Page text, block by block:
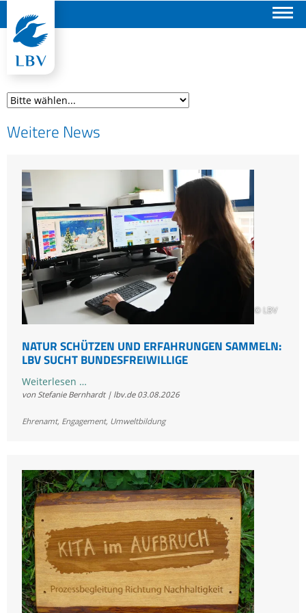
Weitere News
© LBV
NATUR SCHÜTZEN UND ERFAHRUNGEN SAMMELN:
LBV SUCHT BUNDESFREIWILLIGE
Weiterlesen …Natur
schützen
Erfahrungen
sucht
Bundesfreiwillige
von Stefanie Bernhardt | lbv.de 03.08.2026
Ehrenamt, Engagement, Umweltbildung